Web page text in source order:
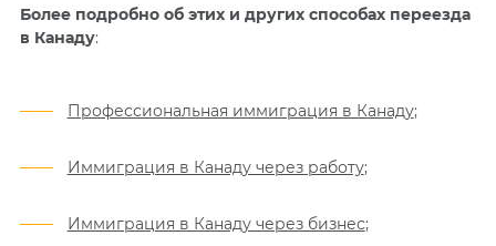
Более подробно об этих и других способах переезда
в Канаду:
Профессиональная иммиграция в Канаду;
Иммиграция в Канаду через работу;
Иммиграция в Канаду через бизнес;